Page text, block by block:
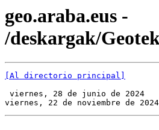
geo.araba.eus -
/deskargak/
[Al directorio principal]
viernes, 28 de junio de
viernes, 22 de noviembre de